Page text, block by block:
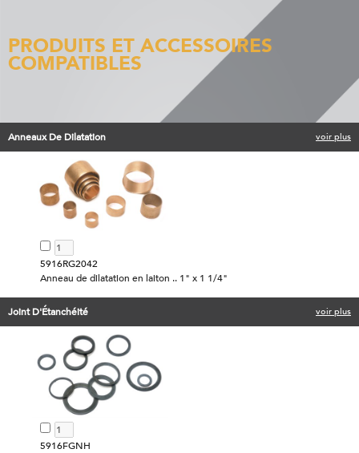
PRODUITS ET ACCESSOIRES
COMPATIBLES
Anneaux De Dilatation voir plus
5916RG2042
Anneau de dilatation en laiton .. 1" x 1 1/4"
Joint D'Étanchéité voir plus
5916FGNH